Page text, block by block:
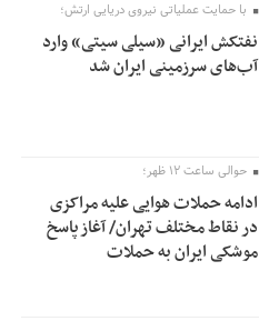
با حمایت عملیاتی نیروی دریایی ارتش؛
نفتکش ایرانی «سیلی سیتی» وارد
آب‌های سرزمینی ایران شد
حوالی ساعت ۱۲ ظهر؛
ادامه حملات هوایی علیه مراکزی
در نقاط مختلف تهران/ آغاز پاسخ
موشکی ایران به حملات